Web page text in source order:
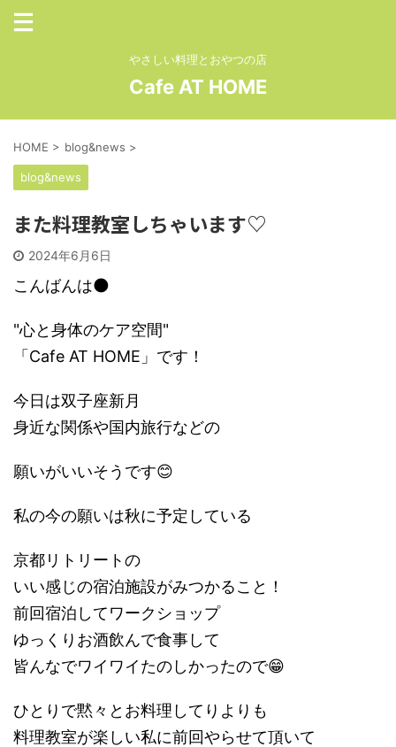
やさしい料理とおやつの店
Cafe AT HOME
HOME > blog&news >
blog&news
また料理教室しちゃいます♡
2024年6月6日
こんばんは🌑
"心と身体のケア空間"
「Cafe AT HOME」です！
今日は双子座新月
身近な関係や国内旅行などの
願いがいいそうです😊
私の今の願いは秋に予定している
京都リトリートの
いい感じの宿泊施設がみつかること！
前回宿泊してワークショップ
ゆっくりお酒飲んで食事して
皆んなでワイワイたのしかったので😁
ひとりで黙々とお料理してりよりも
料理教室が楽しい私に前回やらせて頂いて